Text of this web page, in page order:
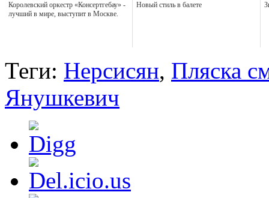
Королевский оркестр «Консертгебау» -
лучший в мире, выступит в Москве.
Новый стиль в балете
Теги: Нерсисян, Пляска
Янушкевич